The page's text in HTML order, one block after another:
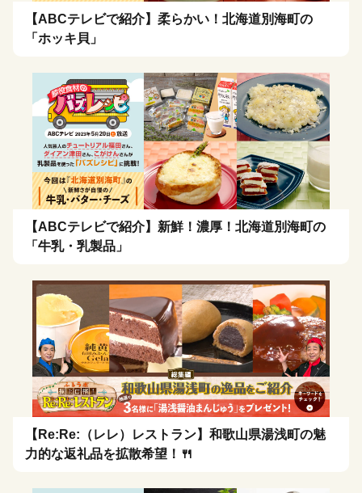
【ABCテレビで紹介】柔らかい！北海道別海町の
「ホッキ貝」
【ABCテレビで紹介】新鮮！濃厚！北海道別海町の
「牛乳・乳製品」
【Re:Re:（レレ）レストラン】和歌山県湯浅町の魅
力的な返礼品を拡散希望！🍴